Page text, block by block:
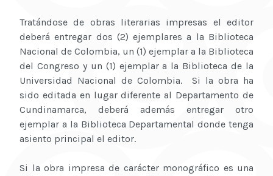
Tratándose de obras literarias impresas el editor
deberá entregar dos (2) ejemplares a la Biblioteca
Nacional de Colombia, un (1) ejemplar a la Biblioteca
del Congreso y un (1) ejemplar a la Biblioteca de la
Universidad Nacional de Colombia. Si la obra ha
sido editada en lugar diferente al Departamento de
Cundinamarca, deberá además entregar otro
ejemplar a la Biblioteca Departamental donde tenga
asiento principal el editor.
Si la obra impresa de carácter monográfico es una